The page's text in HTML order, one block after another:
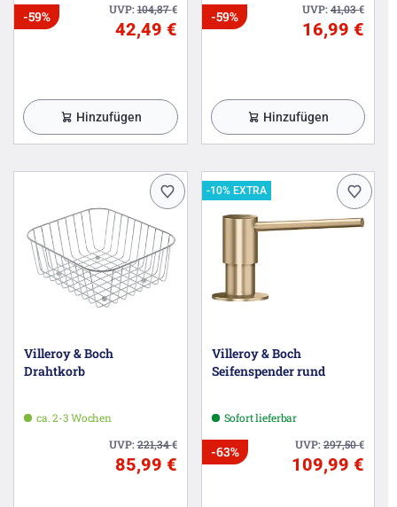
UVP:104,87€
-59%
42,49 €
Hinzufügen
UVP:41,03€
-59%
16,99 €
Hinzufügen
Villeroy & Boch
Drahtkorb
ca. 2-3 Wochen
UVP:221,34€
85,99 €
-10% EXTRA
Villeroy & Boch
Seifenspender rund
Sofort lieferbar
UVP:297,50€
-63%
109,99 €